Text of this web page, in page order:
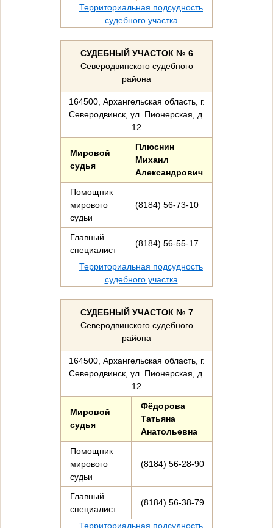
Территориальная подсудность
судебного участка
СУДЕБНЫЙ УЧАСТОК № 6
Северодвинского судебного
района
164500, Архангельская область, г.
Северодвинск, ул. Пионерская, д.
12
Мировой
судья
Плюснин
Михаил
Александрович
Помощник
мирового
судьи
(8184) 56-73-10
Главный
специалист
(8184) 56-55-17
Территориальная подсудность
судебного участка
СУДЕБНЫЙ УЧАСТОК № 7
Северодвинского судебного
района
164500, Архангельская область, г.
Северодвинск, ул. Пионерская, д.
12
Мировой
судья
Фёдорова
Татьяна
Анатольевна
Помощник
мирового
судьи
(8184) 56-28-90
Главный
специалист
(8184) 56-38-79
Территориальная подсудность